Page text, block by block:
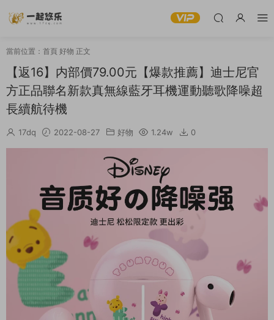
當前位置： 首頁 好物 正文
【返16】内部價79.00元【爆款推薦】迪士尼官
方正品聯名新款真無線藍牙耳機運動聽歌降噪超
長續航待機
17dq 2022-08-27 好物 1.24w 0